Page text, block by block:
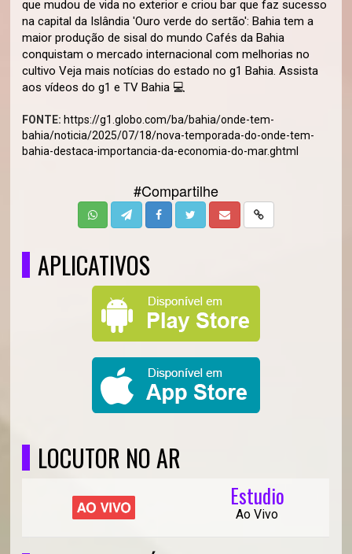
que mudou de vida no exterior e criou bar que faz sucesso
na capital da Islândia 'Ouro verde do sertão': Bahia tem a
maior produção de sisal do mundo Cafés da Bahia
conquistam o mercado internacional com melhorias no
cultivo Veja mais notícias do estado no g1 Bahia. Assista
aos vídeos do g1 e TV Bahia 💻
FONTE: https://g1.globo.com/ba/bahia/onde-tem-
bahia/noticia/2025/07/18/nova-temporada-do-onde-tem-
bahia-destaca-importancia-da-economia-do-mar.ghtml
#Compartilhe
APLICATIVOS
LOCUTOR NO AR
Estudio
Ao Vivo